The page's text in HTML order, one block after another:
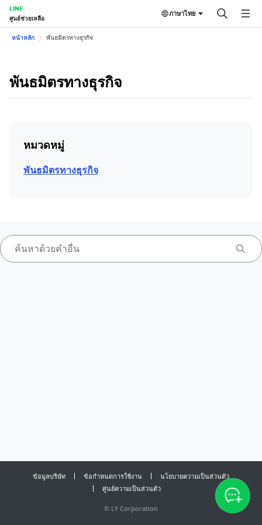
LINE
ศูนย์ช่วยเหลือ
ภาษาไทย
หน้าหลัก พันธมิตรทางธุรกิจ
พันธมิตรทางธุรกิจ
หมวดหมู่
พันธมิตรทางธุรกิจ
ข้อมูลบริษัท ข้อกำหนดการใช้งาน
นโยบายความเป็นส่วนตัว
ศูนย์ความเป็นส่วนตัว
© LY Corporation